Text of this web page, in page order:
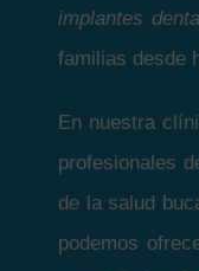
implantes
familias desde
En nuestra
profesionales
de la salud
podemos